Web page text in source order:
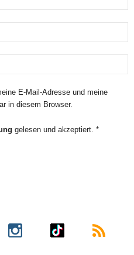
E-Mail-Adresse und meine
in diesem Browser.
gelesen und akzeptiert. *